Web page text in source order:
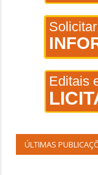
Solicitar
Editais
ÚLTIMAS